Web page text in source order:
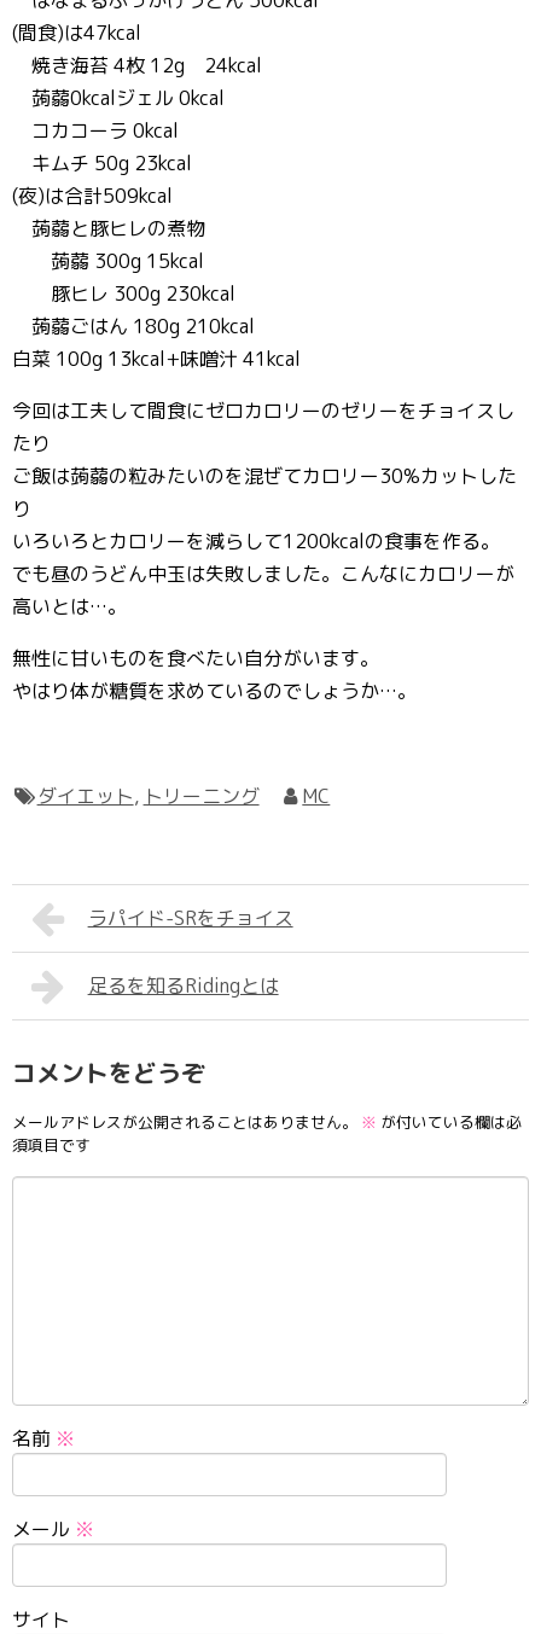
(間食)は47kcal
焼き海苔 4枚 12g 24kcal
蒟蒻0kcalジェル 0kcal
コカコーラ 0kcal
キムチ 50g 23kcal
(夜)は合計509kcal
蒟蒻と豚ヒレの煮物
蒟蒻 300g 15kcal
豚ヒレ 300g 230kcal
蒟蒻ごはん 180g 210kcal
白菜 100g 13kcal+味噌汁 41kcal
今回は工夫して間食にゼロカロリーのゼリーをチョイスし
たり
ご飯は蒟蒻の粒みたいのを混ぜてカロリー30%カットした
り
いろいろとカロリーを減らして1200kcalの食事を作る。
でも昼のうどん中玉は失敗しました。こんなにカロリーが
高いとは…。
無性に甘いものを食べたい自分がいます。
やはり体が糖質を求めているのでしょうか…。
ダイエット, トリーニング MC
ラパイド-SRをチョイス
足るを知るRidingとは
コメントをどうぞ
メールアドレスが公開されることはありません。 ※ が付いている欄は必
須項目です
名前 ※
メール ※
サイト